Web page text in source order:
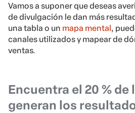
Vamos a suponer que deseas
de divulgación le dan más
una tabla o un mapa mental,
canales utilizados y mapear de
ventas.
Encuentra el 20 % de
generan los